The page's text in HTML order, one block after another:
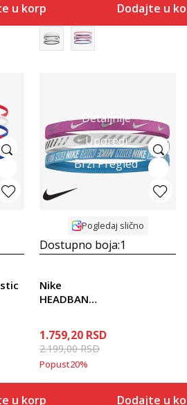
u korpu Dodajte u
u korpu
Detaljnije
Uporedi
Brzi Pregled
Pogledaj slično
Dostupno boja:1
Nike
HEADBANDS
1.759,20 RSD
2.199,00RSD
Popust20%
Dodajte u